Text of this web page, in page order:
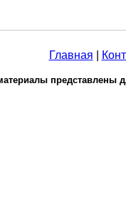
Главная
представлены